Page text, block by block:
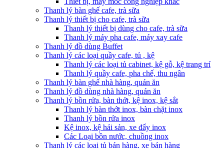
Thanh lý bàn ghế cafe, trà sữa
Thanh lý thiết bị cho cafe, trà sữa
Thanh lý thiết bị dùng cho cafe, trà sữa
Thanh lý máy pha cafe, máy xay cafe
Thanh lý đồ dùng Buffet
Thanh lý các loại quầy cafe, tủ , kệ
Thanh lý các loại tủ cabinet, kệ gỗ, kệ trang trí
Thanh lý quầy cafe, pha chế, thu ngân
Thanh lý bàn ghế nhà hàng, quán ăn
Thanh lý đồ dùng nhà hàng, quán ăn
Thanh lý bồn rửa, bàn thớt, kệ inox, kệ sắt
Thanh lý bàn thớt inox, bàn chặt inox
Thanh lý bồn rửa inox
Kệ inox, kệ hải sản, xe đẩy inox
Các Loại bồn nước, chuồng inox
Thanh lý các loại tủ bán hàng, xe bán hàng